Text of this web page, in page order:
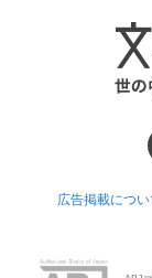
広告掲載につい